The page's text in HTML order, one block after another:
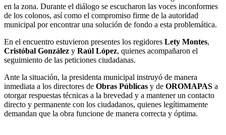
en la zona. Durante el diálogo se escucharon las voces inconformes
de los colonos, así como el compromiso firme de la autoridad
municipal por encontrar una solución de fondo a esta problemática.
En el encuentro estuvieron presentes los regidores Lety Montes,
Cristóbal González y Raúl López, quienes acompañaron el
seguimiento de las peticiones ciudadanas.
Ante la situación, la presidenta municipal instruyó de manera
inmediata a los directores de Obras Públicas y de OROMAPAS a
otorgar respuestas técnicas a la brevedad y a mantener un contacto
directo y permanente con los ciudadanos, quienes legítimamente
demandan que la obra funcione de manera correcta y óptima.